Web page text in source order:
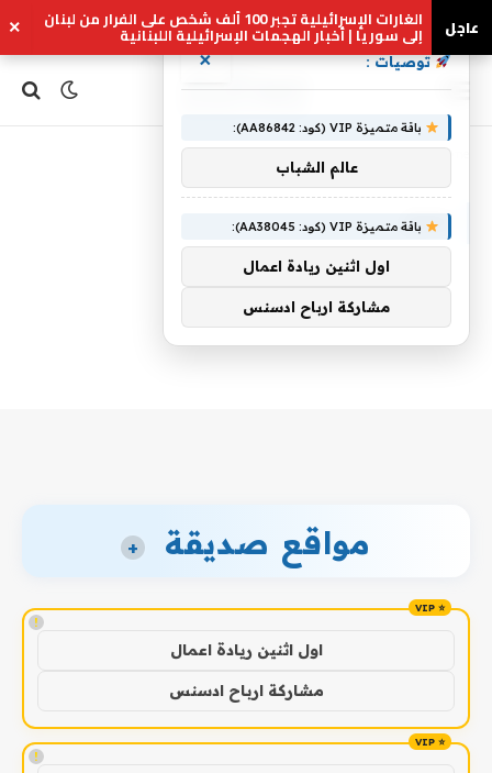
عاجل الغارات الإسرائيلية تجبر 100 ألف شخص على الفرار من لبنان
إلى سوريا | أخبار الهجمات الإسرائيلية اللبنانية ×
بجبل
مواقع صديقة +
!
اول اثنين ريادة اعمال
مشاركة ارباح ادسنس
!
توصيات : ×
باقة متميزة VIP (كود: AA86842):
عالم الشباب
باقة متميزة VIP (كود: AA38045):
اول اثنين ريادة اعمال
مشاركة ارباح ادسنس